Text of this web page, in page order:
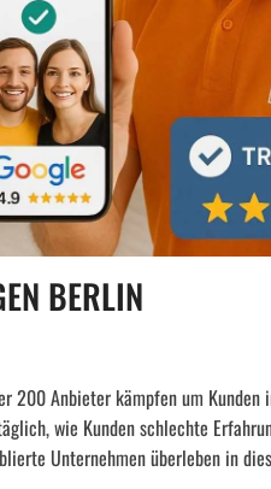
BERLIN
200 Anbieter kämpfen um Kunden
wie Kunden schlechte
Unternehmen überleben in